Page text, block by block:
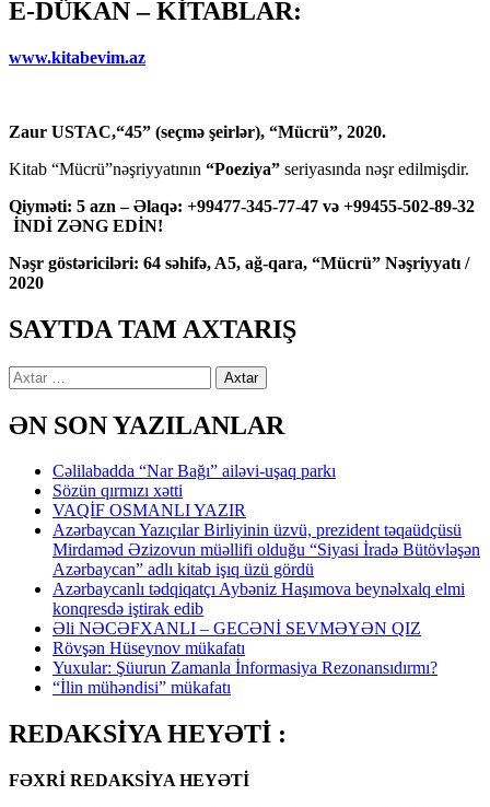
E-DÜKAN – KİTABLAR:
www.kitabevim.az
Zaur USTAC,“45” (seçmə şeirlər), “Mücrü”, 2020.
Kitab “Mücrü”nəşriyyatının “Poeziya” seriyasında nəşr edilmişdir.
Qiyməti: 5 azn – Əlaqə: +99477-345-77-47 və +99455-502-89-32
İNDİ ZƏNG EDİN!
Nəşr göstəriciləri: 64 səhifə, A5, ağ-qara, “Mücrü” Nəşriyyatı /
2020
SAYTDA TAM AXTARIŞ
Axtarış:
ƏN SON YAZILANLAR
Cəlilabadda “Nar Bağı” ailəvi-uşaq parkı
Sözün qırmızı xətti
VAQİF OSMANLI YAZIR
Azərbaycan Yazıçılar Birliyinin üzvü, prezident təqaüdçüsü
Mirdaməd Əzizovun müəllifi olduğu “Siyasi İradə Bütövləşən
Azərbaycan” adlı kitab işıq üzü gördü
Azərbaycanlı tədqiqatçı Aybəniz Haşımova beynəlxalq elmi
konqresdə iştirak edib
Əli NƏCƏFXANLI – GECƏNİ SEVMƏYƏN QIZ
Rövşən Hüseynov mükafatı
Yuxular: Şüurun Zamanla İnformasiya Rezonansıdırmı?
“İlin mühəndisi” mükafatı
REDAKSİYA HEYƏTİ :
FƏXRİ REDAKSİYA HEYƏTİ